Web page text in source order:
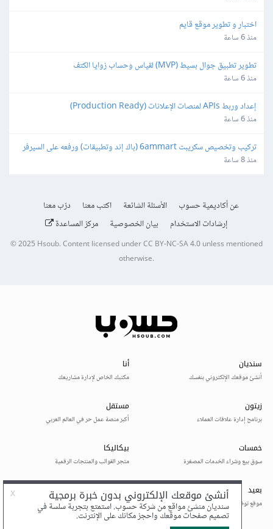
اختبار و تطوير موقع قايم
منذ 6 ساعة
تطوير تطبيق جوال بسيط (MVP) لقياس وحساب زوايا الكتف
منذ 6 ساعة
إعداد وربط APIs لمنصات الإعلانات (Production Ready)
منذ 6 ساعة
تركيب وتخصيص سكريبت 6ammart (باك إند وتطبيقات) ورفعه على السيرفر
والمتجر
منذ 8 ساعة
عن أكاديمية حسوب الأسئلة الشائعة اكتب معنا
درّب معنا
إرشادات الاستخدام
بيان الخصوصية مركز المساعدة
© 2025 Hsoub.Content licensed underCC BY-NC-SA 4.0unless mentioned
otherwise.